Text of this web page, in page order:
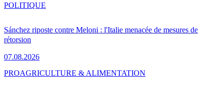
Sánchez riposte contre Meloni : l'Italie menacée de mesures de
rétorsion
07.08.2026
POLITIQUE
PROAGRICULTURE & ALIMENTATION